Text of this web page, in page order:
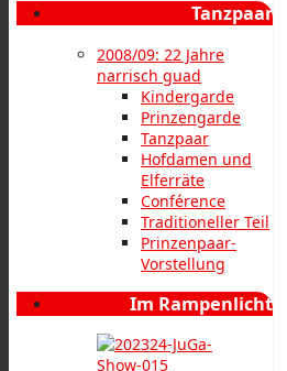
Tanzpaar
2008/09: 22 Jahre
narrisch guad
Kindergarde
Prinzengarde
Tanzpaar
Hofdamen und
Elferräte
Conférence
Traditioneller Teil
Prinzenpaar-
Vorstellung
Im Rampenlicht